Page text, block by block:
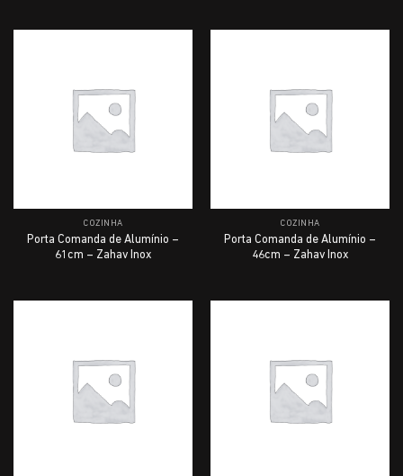
COZINHA
Porta Comanda de Alumínio –
61cm – Zahav Inox
COZINHA
Porta Comanda de Alumínio –
46cm – Zahav Inox